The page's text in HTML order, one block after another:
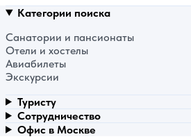
Категории поиска
Санатории и пансионаты
Отели и хостелы
Авиабилеты
Экскурсии
Туристу
Сотрудничество
Офис в Москве